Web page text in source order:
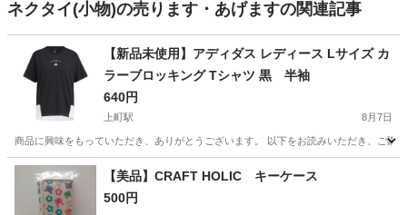
ネクタイ(小物)の売ります・あげますの関連記事
【新品未使用】アディダス レディース Lサイズ カ
ラーブロッキング Tシャツ 黒 半袖
640円
上町駅 8月7日
商品に興味をもっていただき、ありがとうございます。 以下をお読みいただき、ご
東京 世田谷区 上町駅 アディダス
【美品】CRAFT HOLIC キーケース
500円